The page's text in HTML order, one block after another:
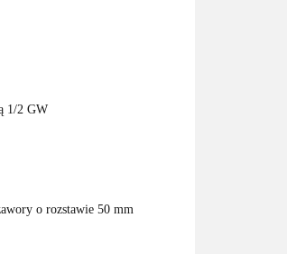
1/2 GW
o rozstawie 50 mm